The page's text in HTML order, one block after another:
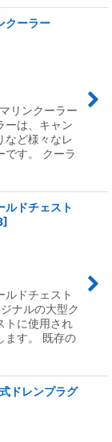
クーラー
リンクーラー
ーは、キャン
など様々なレ
です。 クーラ
ドチェスト
]
ドチェスト
ナルの大型ク
トに使用され
ます。 既存の
ドレンプラグ